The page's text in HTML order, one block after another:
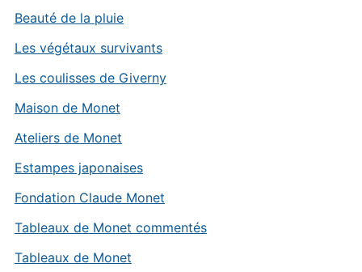
Beauté de la pluie
Les végétaux survivants
Les coulisses de Giverny
Maison de Monet
Ateliers de Monet
Estampes japonaises
Fondation Claude Monet
Tableaux de Monet commentés
Tableaux de Monet